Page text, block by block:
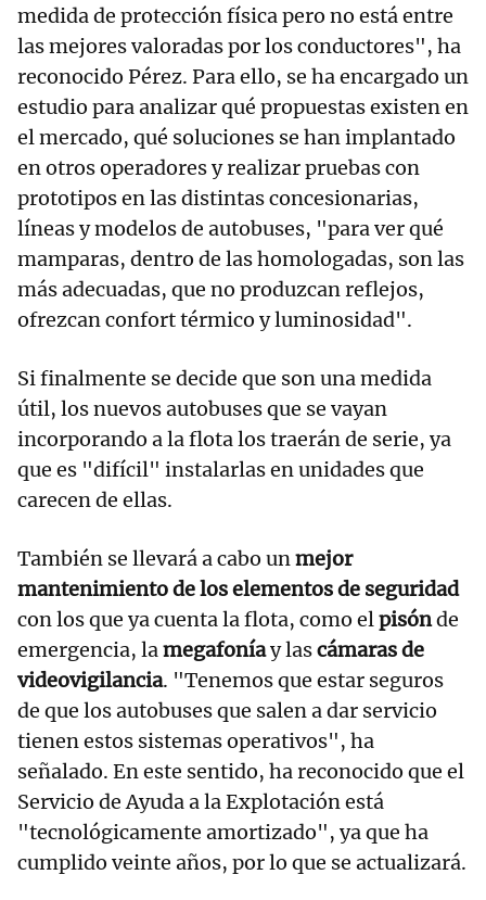
medida de protección física pero no está entre
las mejores valoradas por los conductores", ha
reconocido Pérez. Para ello, se ha encargado un
estudio para analizar qué propuestas existen en
el mercado, qué soluciones se han implantado
en otros operadores y realizar pruebas con
prototipos en las distintas concesionarias,
líneas y modelos de autobuses, "para ver qué
mamparas, dentro de las homologadas, son las
más adecuadas, que no produzcan reflejos,
ofrezcan confort térmico y luminosidad".
Si finalmente se decide que son una medida
útil, los nuevos autobuses que se vayan
incorporando a la flota los traerán de serie, ya
que es "difícil" instalarlas en unidades que
carecen de ellas.
También se llevará a cabo unmejor
mantenimiento de los elementos de seguridad
con los que ya cuenta la flota, como elpisónde
emergencia, lamegafoníay lascámaras de
videovigilancia. "Tenemos que estar seguros
de que los autobuses que salen a dar servicio
tienen estos sistemas operativos", ha
señalado. En este sentido, ha reconocido que el
Servicio de Ayuda a la Explotación está
"tecnológicamente amortizado", ya que ha
cumplido veinte años, por lo que se actualizará.